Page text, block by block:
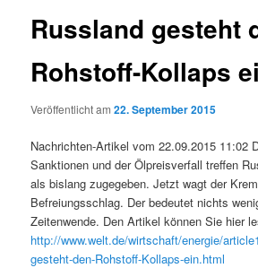
Russland gesteht
Rohstoff-Kollaps
Veröffentlicht am22. September 2015
Nachrichten-Artikel vom 22.09.2015 11:02
Sanktionen und der Ölpreisverfall treffen
als bislang zugegeben. Jetzt wagt der
Befreiungsschlag. Der bedeutet nichts
Zeitenwende. Den Artikel können Sie hier
http://www.welt.de/wirtschaft/energie/
gesteht-den-Rohstoff-Kollaps-ein.html